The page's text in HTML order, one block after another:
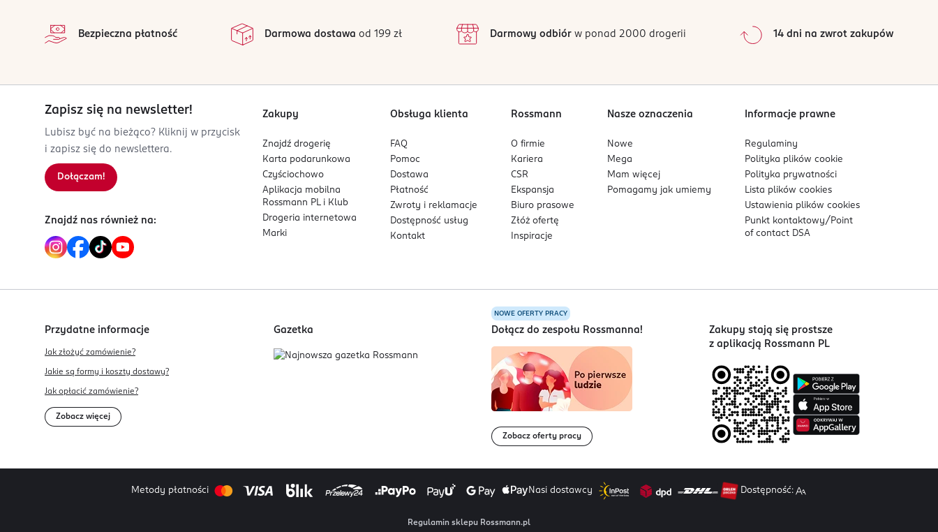
Bezpieczna płatność Darmowa dostawa od 199 zł Darmowy odbiórw ponad 2000 drogerii 14 dni na zwrot zakupów
Zapisz się na newsletter!
Lubisz być na bieżąco? Kliknij w przycisk
i zapisz się do newslettera.
Dołączam!
Znajdź nas również na:
Zakupy
Znajdź drogerię
Karta podarunkowa
Czyściochowo
Aplikacja mobilna
Rossmann PL i Klub
Drogeria internetowa
Marki
Obsługa klienta
FAQ
Pomoc
Dostawa
Płatność
Zwroty i reklamacje
Dostępność usług
Kontakt
Rossmann
O firmie
Kariera
CSR
Ekspansja
Biuro prasowe
Złóż ofertę
Inspiracje
Nasze oznaczenia
Nowe
Mega
Mam więcej
Pomagamy jak umiemy
Informacje prawne
Regulaminy
Polityka plikówcookie
Polityka prywatności
Lista plikówcookies
Ustawienia plikówcookies
Punkt kontaktowy/ Point
of contact DSA
Przydatne informacje
Jak złożyć zamówienie?
Jakie są formy i koszty dostawy?
Jak opłacić zamówienie?
Zobacz więcej
Gazetka
NOWE OFERTY PRACY
Dołącz do zespołu Rossmanna!
Zobacz oferty pracy
Zakupy stają się prostsze
z aplikacją Rossmann PL
Metody płatności Nasi dostawcy Dostępność:
Regulamin sklepu Rossmann.pl